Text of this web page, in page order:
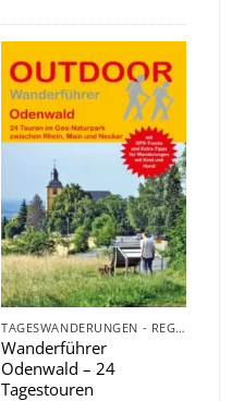
Zu
Wunschliste
hinzufügen
TAGESWANDERUNGEN - REGIONAL
Wanderführer
Odenwald – 24
Tagestouren